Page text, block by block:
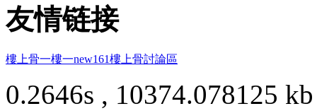
友情链接
樓上骨一樓一new161樓上骨討論區
0.2646s , 10374.078125 kb